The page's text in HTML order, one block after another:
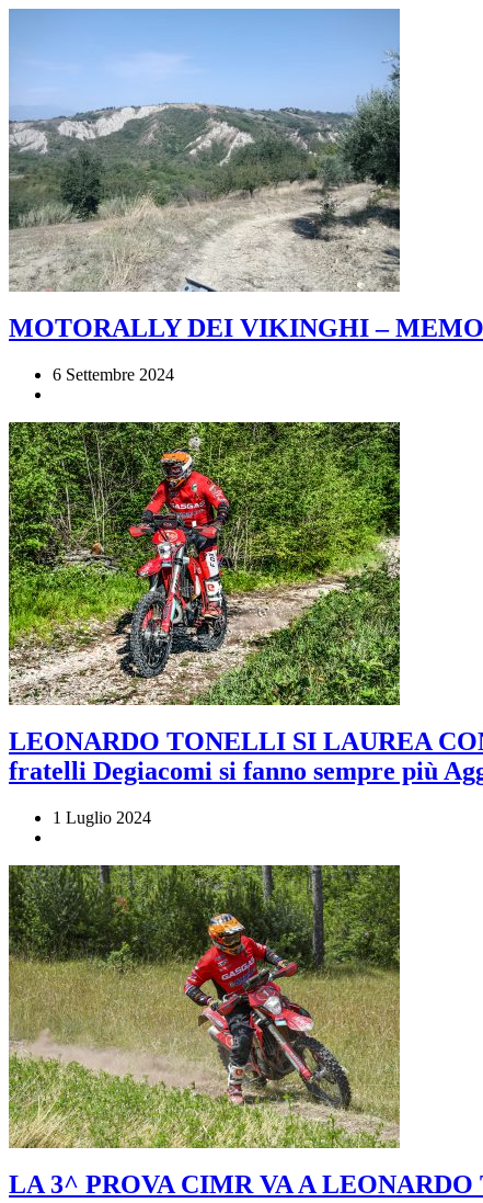
MOTORALLY DEI VIKINGHI –
6 Settembre 2024
LEONARDO TONELLI SI LAUREA
fratelli Degiacomi si fanno sempre più
1 Luglio 2024
LA 3^ PROVA CIMR VA A